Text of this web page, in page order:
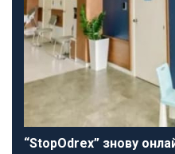
“StopOdrex” знову